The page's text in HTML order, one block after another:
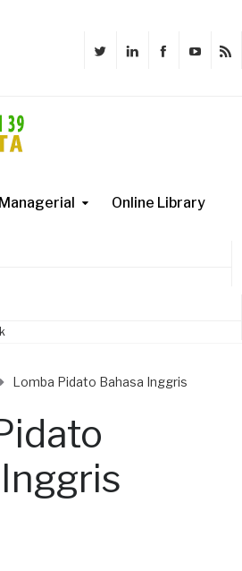
Managerial Online Library
Lomba Pidato Bahasa Inggris